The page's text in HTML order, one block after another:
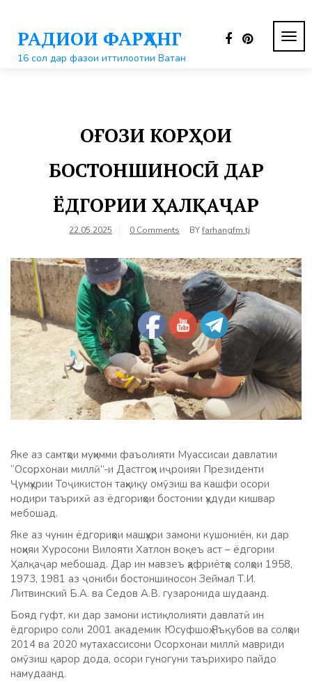
контентуРАДИОИ ФАРҲАНГ
16 сол дар фазои иттилоотии Ватан
ОҒОЗИ КОРҲОИ
БОСТОНШИНОСӢ ДАР
ЁДГОРИИ ҲАЛҚАҶАР
22.05.2025 0 Comments BYfarhangfm.tj
Яке аз самтҳои муҳимми фаъолияти Муассисаи давлатии
“Осорхонаи миллӣ”-и Дастгоҳи иҷроияи Президенти
Ҷумҳурии Тоҷикистон таҳқиқу омӯзиш ва кашфи осори
нодири таърихӣ аз ёдгориҳои бостонии ҳудуди кишвар
мебошад.
Яке аз чунин ёдгориҳои машҳури замони кушониён, ки дар
ноҳияи Хуросони Вилояти Хатлон воқеъ аст – ёдгории
Ҳалқаҷар мебошад. Дар ин мавзеъ ҳафриётҳо солҳои 1958,
1973, 1981 аз ҷониби бостоншиносон Зеймал Т.И.
Литвинский Б.А. ва Седов А.В. гузаронида шудаанд.
Бояд гуфт, ки дар замони истиқлолияти давлатӣ ин
ёдгориро соли 2001 академик Юсуфшоҳ Яъқубов ва солҳои
2014 ва 2020 мутахассисони Осорхонаи миллӣ мавриди
омӯзиш қарор дода, осори гуногуни таърихиро пайдо
намудаанд.